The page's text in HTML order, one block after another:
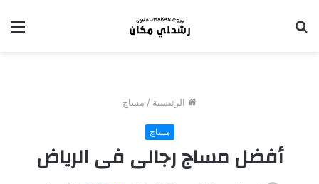
الرئيسية / مساج
مساج
أفضل مساج رجالى فى الرياض